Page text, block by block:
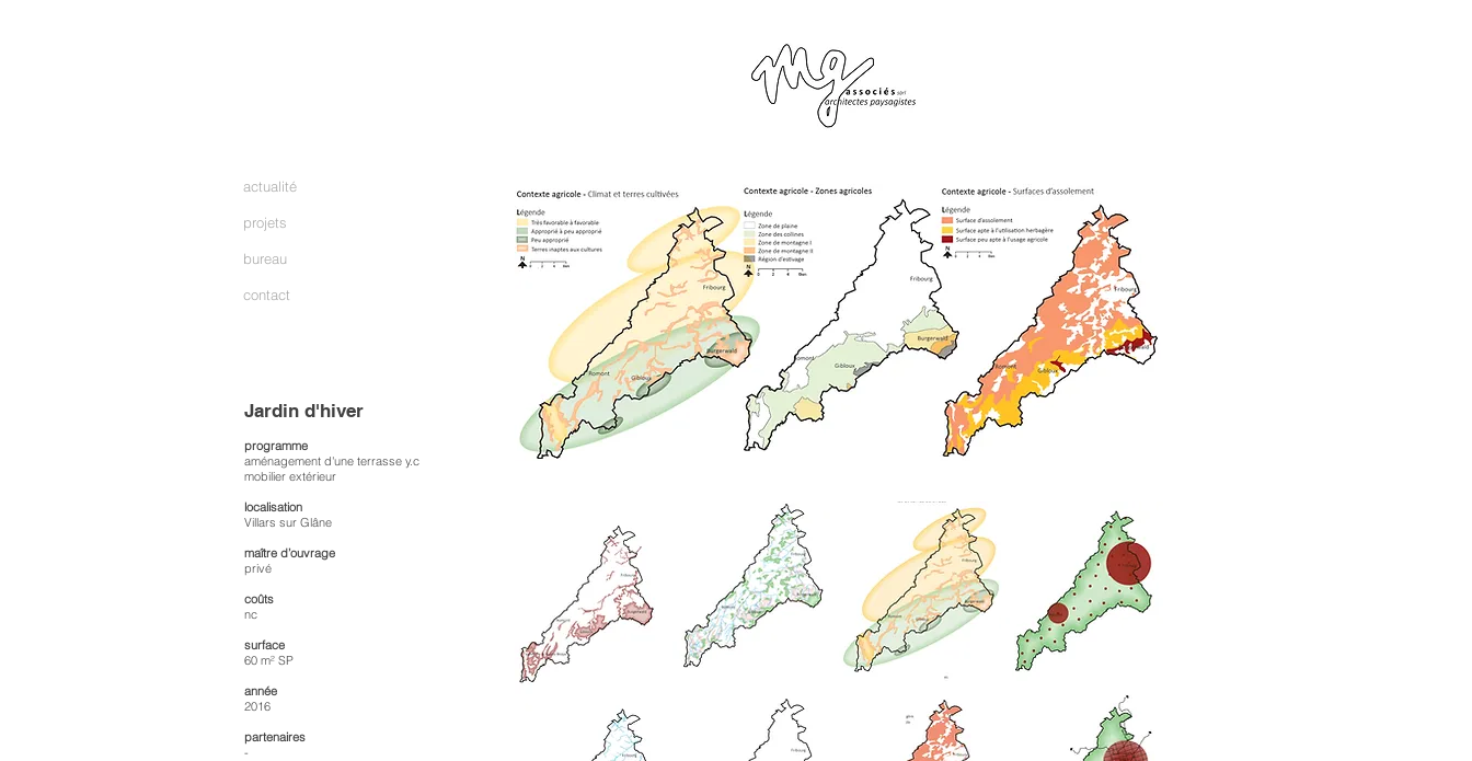
Jardin d'hiver
programme
aménagement d'une terrasse y.c
mobilier extérieur
localisation
Villars sur Glâne
maître d’ouvrage
privé
coûts
nc
surface
60 m² SP
année
2016
partenaires
-
actualité
projets
bureau
contact